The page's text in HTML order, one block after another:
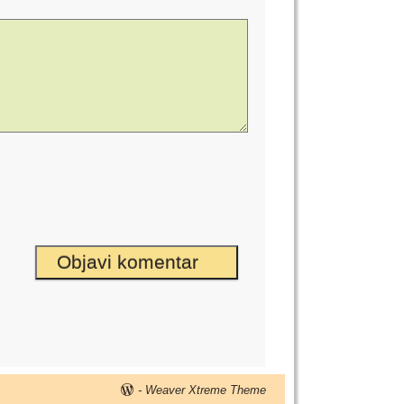
- Weaver Xtreme Theme